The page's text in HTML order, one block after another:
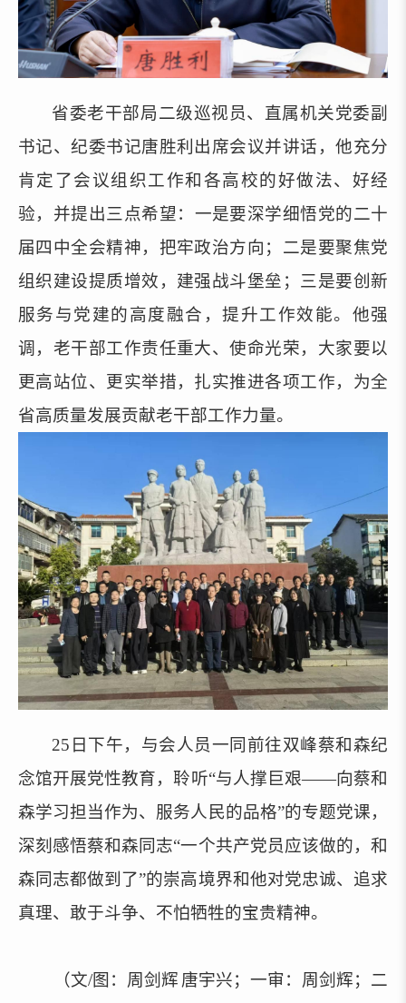
省委老干部局二级巡视员、直属机关党委副
书记、纪委书记唐胜利出席会议并讲话，他充分
肯定了会议组织 工作和各高校的好做法、好经
验， 并提出三点希望：一是要深学细悟党的二十
届四中全会精神，把牢政治方向；二是要聚焦党
组织建设提质增效，建强战斗堡垒；三是要创新
服务与党建的高度融合，提升工作效能。他强
调，老干部工作责任重大、使命光荣，大家要以
更高站位、更实举措，扎实推进各项工作，为全
省高质量发展贡献老干部工作力量。
25日下午，与会人员一同前往双峰蔡和森纪
念馆开展党性教育，聆听“与人撑巨艰——向蔡和
森学习担当作为、服务人民的品格”的专题党课，
深刻感悟蔡和森同志“一个共产党员应该做的，和
森同志都做到了”的崇高境界和他对党忠诚、追求
真理、敢于斗争、不怕牺牲的宝贵精神。
（文/图： 周剑辉 唐宇兴；一审： 周剑辉；二